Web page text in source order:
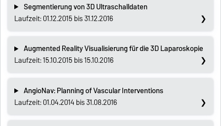
Segmentierung von 3D Ultraschalldaten
Laufzeit: 01.12.2015 bis 31.12.2016
Augmented Reality Visualisierung für die 3D Laparoskopie
Laufzeit: 15.10.2015 bis 15.10.2016
AngioNav: Planning of Vascular Interventions
Laufzeit: 01.04.2014 bis 31.08.2016